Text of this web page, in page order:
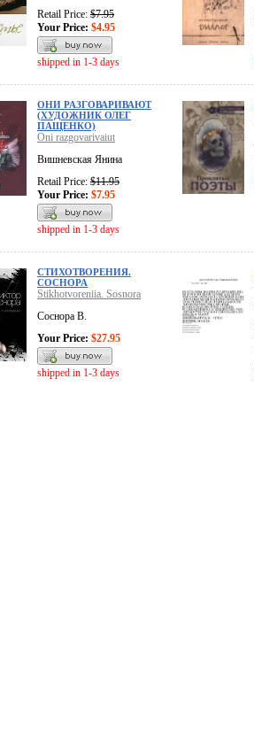
Retail Price: $7.95
Your Price: $4.95
shipped in 1-3 days
ОНИ РАЗГОВАРИВАЮТ
(ХУДОЖНИК ОЛЕГ
ПАЩЕНКО)
Oni razgovarivaiut
Вишневская Янина
Retail Price: $11.95
Your Price: $7.95
shipped in 1-3 days
СТИХОТВОРЕНИЯ.
СОСНОРА
Stikhotvoreniia. Sosnora
Соснора В.
Your Price: $27.95
shipped in 1-3 days